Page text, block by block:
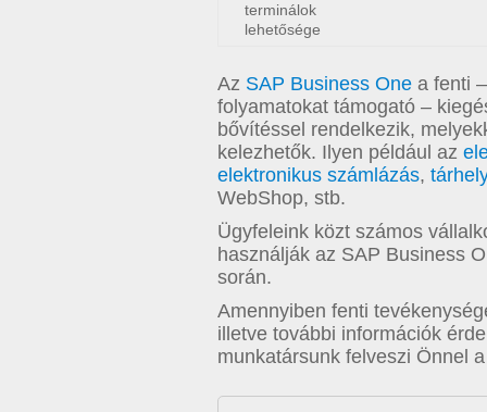
terminálok
lehetősége
Az SAP Business One a fenti
folyamatokat támogató –
bővítéssel rendelkezik,
kelezhetők. Ilyen például az
elektronikus számlázás,
WebShop, stb.
Ügyfeleink közt számos
használják az SAP Business
során.
Amennyiben fenti
illetve további információk
munkatársunk felveszi Önnel